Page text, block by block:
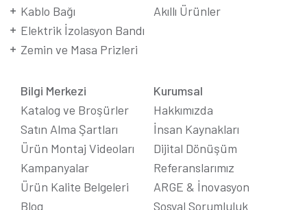
Kablo Bağı
Elektrik İzolasyon Bandı
Zemin ve Masa Prizleri
Akıllı Ürünler
Bilgi Merkezi
Katalog ve Broşürler
Satın Alma Şartları
Ürün Montaj Videoları
Kampanyalar
Ürün Kalite Belgeleri
Blog
Kurumsal
Hakkımızda
İnsan Kaynakları
Dijital Dönüşüm
Referanslarımız
ARGE & İnovasyon
Sosyal Sorumluluk